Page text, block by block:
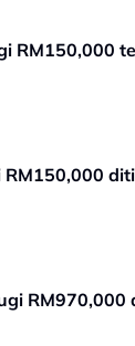
RM150,000
RM150,000